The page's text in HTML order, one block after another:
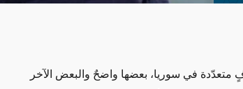
في سوريا، بعضها واضحٌ والبعض الآخر